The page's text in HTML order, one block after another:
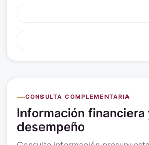
CONSULTA COMPLEMENTARIA
Información financiera
desempeño